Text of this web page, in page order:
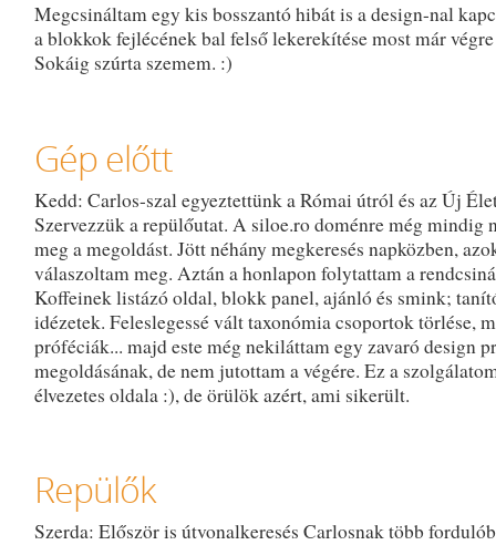
Megcsináltam egy kis bosszantó hibát is a design-nal
a blokkok fejlécének bal felső lekerekítése most már
Sokáig szúrta szemem. :)
Gép előtt
Kedd: Carlos-szal egyeztettünk a Római útról és az Új
Szervezzük a repülőutat. A siloe.ro doménre még mindig
meg a megoldást. Jött néhány megkeresés napközben,
válaszoltam meg. Aztán a honlapon folytattam a
Koffeinek listázó oldal, blokk panel, ajánló és smink;
idézetek. Feleslegessé vált taxonómia csoportok törlése,
próféciák... majd este még nekiláttam egy zavaró design
megoldásának, de nem jutottam a végére. Ez a
élvezetes oldala :), de örülök azért, ami sikerült.
Repülők
Szerda: Először is útvonalkeresés Carlosnak több